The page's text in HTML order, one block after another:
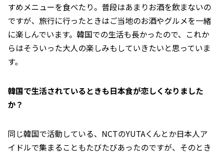
すめメニューを食べたり。普段はあまりお酒を飲まないの
ですが、旅行に行ったときはご当地のお酒やグルメを一緒
に楽しんでいます。韓国での生活も長かったので、これか
らはそういった大人の楽しみもしていきたいと思っていま
す。
――韓国で生活されているときも日本食が恋しくなりました
か？
同じ韓国で活動している、NCTのYUTAくんとか日本人ア
イドルで集まることもたびたびあったのですが、そのとき